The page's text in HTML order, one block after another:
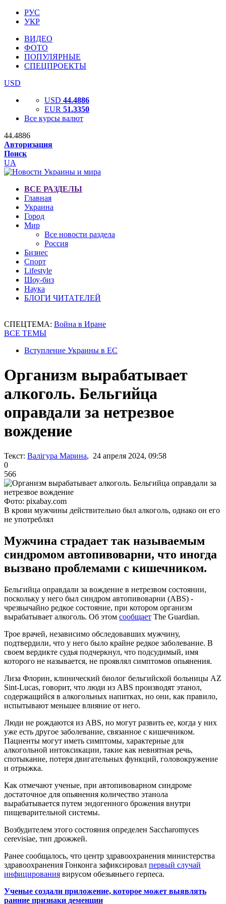
РУС
УКР
ВИДЕО
ФОТО
ПОПУЛЯРНЫЕ
СПЕЦПРОЕКТЫ
USD
USD 44.4886
EUR 51.3350
Все курсы валют
44.4886
Авторизация
Поиск
UA
ВСЕ РАЗДЕЛЫ
Главная
Украина
Город
Мир
Все новости раздела
Россия
Бизнес
Спорт
Lifestyle
Шоу-биз
Наука
БЛОГИ ЧИТАТЕЛЕЙ
СПЕЦТЕМА: Война в Иране
ВСЕ ТЕМЫ
Вступление Украины в ЕС
Организм вырабатывает
алкоголь. Бельгийца
оправдали за нетрезвое
вождение
Текст: Валігура Марина, 24 апреля 2024, 09:58
0
566
Фото: pixabay.com
В крови мужчины действительно был алкоголь, однако он его
не употреблял
Мужчина страдает так называемым
синдромом автопивоварни, что иногда
вызвано проблемами с кишечником.
Бельгийца оправдали за вождение в нетрезвом состоянии,
поскольку у него был синдром автопивоварни (ABS) -
чрезвычайно редкое состояние, при котором организм
вырабатывает алкоголь. Об этом сообщает The Guardian.
Трое врачей, независимо обследовавших мужчину,
подтвердили, что у него было крайне редкое заболевание. В
своем вердикте судья подчеркнул, что подсудимый, имя
которого не называется, не проявлял симптомов опьянения.
Лиза Флорин, клинический биолог бельгийской больницы AZ
Sint-Lucas, говорит, что люди из ABS производят этанол,
содержащийся в алкогольных напитках, но они, как правило,
испытывают меньшее влияние от него.
Люди не рождаются из ABS, но могут развить ее, когда у них
уже есть другое заболевание, связанное с кишечником.
Пациенты могут иметь симптомы, характерные для
алкогольной интоксикации, такие как невнятная речь,
спотыкание, потеря двигательных функций, головокружение
и отрыжка.
Как отмечают ученые, при автопивоварном синдроме
достаточное для опьянения количество этанола
вырабатывается путем эндогенного брожения внутри
пищеварительной системы.
Возбудителем этого состояния определен Saccharomyces
cerevisiae, тип дрожжей.
Ранее сообщалось, что центр здравоохранения министерства
здравоохранения Гонконга зафиксировал первый случай
инфицирования вирусом обезьяньего герпеса.
Ученые создали приложение, которое может выявлять
ранние признаки деменции